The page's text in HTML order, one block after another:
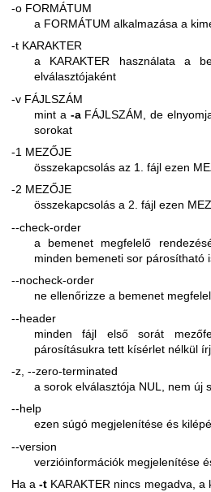
-o FORMÁTUM
a FORMÁTUM alkalmazása a
-t KARAKTER
a KARAKTER használata a
elválasztójaként
-v FÁJLSZÁM
mint a -aFÁJLSZÁM, de
sorokat
-1 MEZŐJE
összekapcsolás az 1. fájl ezen
-2 MEZŐJE
összekapcsolás a 2. fájl ezen
--check-order
a bemenet megfelelő
minden bemeneti sor párosítható
--nocheck-order
ne ellenőrizze a bemenet
--header
minden fájl első sorát
párosításukra tett kísérlet nélkül
-z, --zero-terminated
a sorok elválasztója NUL, nem új
--help
ezen súgó megjelenítése és
--version
verzióinformációk megjelenítése
Ha a-t KARAKTER nincs megadva,